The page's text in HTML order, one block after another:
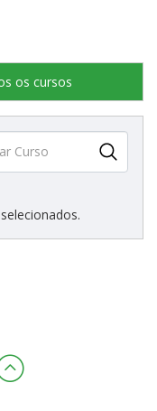
os cursos